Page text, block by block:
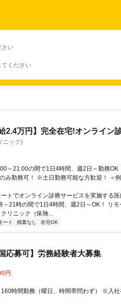
さい
てください
2.4万円】完全在宅!オンライン
ニック)
～21:00の間で1日4時間、週2日～勤務OK
み勤務可！ ※土日勤務可能な方歓迎！ ＜例
トでオンライン診療サービスを実施する
～21時の間で1日4時間、週2日～OK！ リ
リニック（保険...
ート 残業なし 在宅OK
応募可】労務経験者大募集
円
時間勤務（曜日、時間帯問わず） ※入